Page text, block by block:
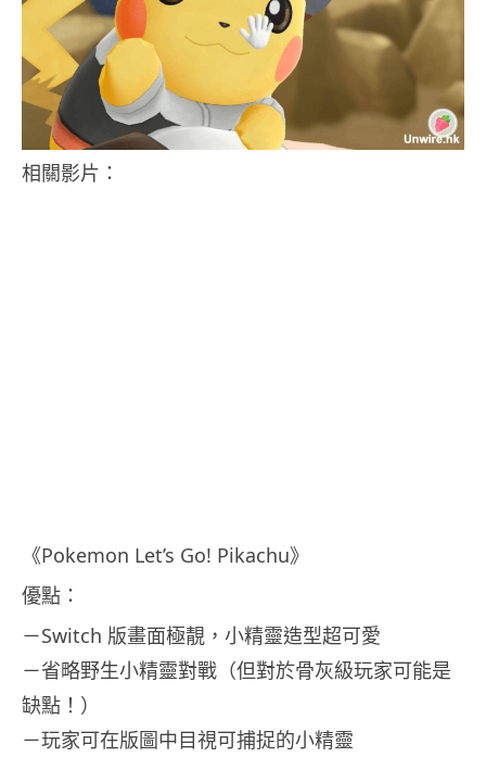
相關影片：
《Pokemon Let’s Go! Pikachu》
優點：
－Switch 版畫面極靚，小精靈造型超可愛
－省略野生小精靈對戰（但對於骨灰級玩家可能是
缺點！）
－玩家可在版圖中目視可捕捉的小精靈